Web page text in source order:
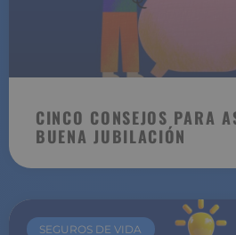
CINCO CONSEJOS PARA
BUENA JUBILACIÓN
SEGUROS DE VIDA